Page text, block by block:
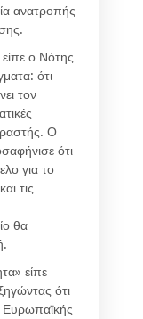
ανατροπής
ο Νότης
ότι
τον
Ο
ότι
για το
τις
θα
είπε
ότι
Ευρωπαϊκής